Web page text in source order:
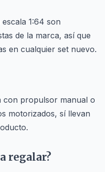
1:64 son
de la marca, así que
en cualquier set nuevo.
con propulsor manual o
motorizados, sí llevan
regalar?